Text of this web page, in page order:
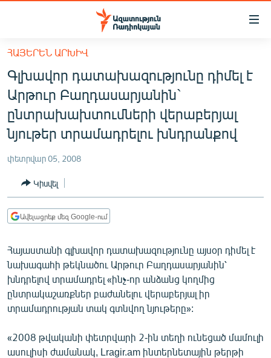
Մատչելիության
հիմնական
բովանդակությանը
Անցնել
հիմնական
մենյուին
Որոնում
ՀԱՅԱՍՏԱՆ
ՔԱՂԱՔԱԿԱՆ
ԸՆՏՐՈՒԹՅՈՒՆՆԵՐ 2026
ՏՆՏԵՍՈՒԹՅՈՒՆ
ՂԱՐԱԲԱՂ
ՏԱՐԱԾԱՇՐՋԱՆ
ՄԻՋԱԶԳԱՅԻՆ
ՄՇԱԿՈՒՅԹ
ՄԵԿՆԱԲԱՆՈՒԹՅՈՒՆ
ՀԱՅԵՐԵՆ ԱՐԽԻՎ
Գլխավոր դատախազությունը դիմել է
Արթուր Բաղդասարյանին`
ընտրախախտումների վերաբերյալ
նյութեր տրամադրելու խնդրանքով
փետրվար 05, 2008
Կիսվել
Ավելացրեք մեզ Google-ում
Հայաստանի գլխավոր դատախազությունը այսօր դիմել է
նախագահի թեկնածու Արթուր Բաղդասարյանին՝
խնդրելով տրամադրել «ինչ-որ անձանց կողմից
ընտրակաշառքներ բաժանելու վերաբերյալ իր
տրամադրության տակ գտնվող նյութերը»:
«2008 թվականի փետրվարի 2-ին տեղի ունեցած մամուլի
ասուլիսի ժամանակ, Lragir.am ինտերնետային թերթի